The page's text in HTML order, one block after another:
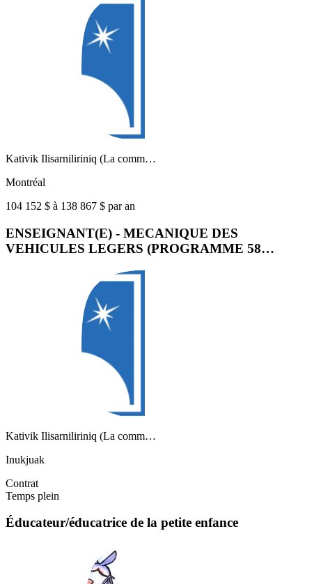
Kativik Ilisarniliriniq (La comm…
Montréal
104 152 $ à 138 867 $ par an
ENSEIGNANT(E) - MECANIQUE DES
VEHICULES LEGERS (PROGRAMME 58…
Kativik Ilisarniliriniq (La comm…
Inukjuak
Contrat
Temps plein
Éducateur/éducatrice de la petite enfance